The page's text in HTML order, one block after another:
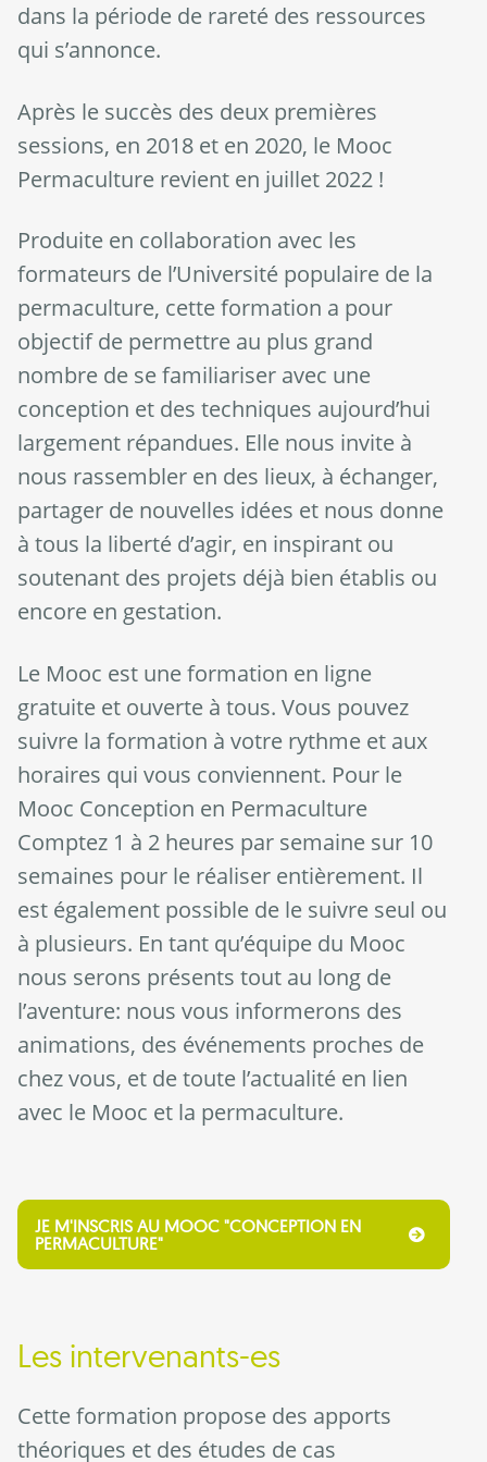
dans la période de rareté des ressources
qui s’annonce.
Après le succès des deux premières
sessions, en 2018 et en 2020, le Mooc
Permaculture revient en juillet 2022 !
Produite en collaboration avec les
formateurs de l’Université populaire de la
permaculture, cette formation a pour
objectif de permettre au plus grand
nombre de se familiariser avec une
conception et des techniques aujourd’hui
largement répandues. Elle nous invite à
nous rassembler en des lieux, à échanger,
partager de nouvelles idées et nous donne
à tous la liberté d’agir, en inspirant ou
soutenant des projets déjà bien établis ou
encore en gestation.
Le Mooc est une formation en ligne
gratuite et ouverte à tous. Vous pouvez
suivre la formation à votre rythme et aux
horaires qui vous conviennent. Pour le
Mooc Conception en Permaculture
Comptez 1 à 2 heures par semaine sur 10
semaines pour le réaliser entièrement. Il
est également possible de le suivre seul ou
à plusieurs. En tant qu’équipe du Mooc
nous serons présents tout au long de
l’aventure: nous vous informerons des
animations, des événements proches de
chez vous, et de toute l’actualité en lien
avec le Mooc et la permaculture.
JE M'INSCRIS AU MOOC "CONCEPTION EN
PERMACULTURE"
Les intervenants-es
Cette formation propose des apports
théoriques et des études de cas